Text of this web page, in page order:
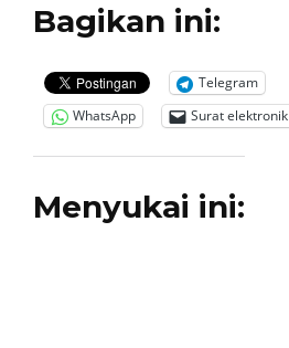
Bagikan ini:
Telegram
WhatsApp
Surat elektronik
Menyukai ini: